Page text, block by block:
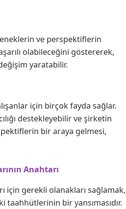
ve perspektiflerin
olabileceğini göstererek,
yaratabilir.
için birçok fayda sağlar.
destekleyebilir ve şirketin
bir araya gelmesi,
Anahtarı
için gerekli olanakları sağlamak,
bir yansımasıdır.